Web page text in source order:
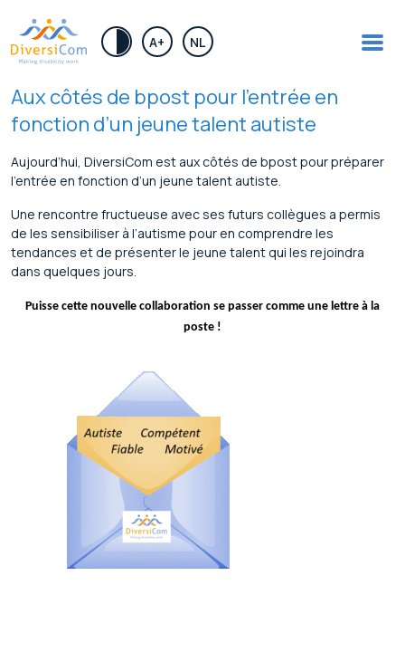
A+ NL
Aux côtés de bpost pour l’entrée en
fonction d’un jeune talent autiste
Aujourd’hui, DiversiCom est aux côtés de bpost pour préparer
l’entrée en fonction d’un jeune talent autiste.
Une rencontre fructueuse avec ses futurs collègues a permis
de les sensibiliser à l’autisme pour en comprendre les
tendances et de présenter le jeune talent qui les rejoindra
dans quelques jours.
Puisse cette nouvelle collaboration se passer comme une lettre à la
poste !